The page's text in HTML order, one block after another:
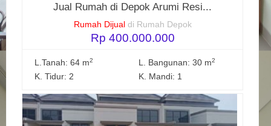
Jual Rumah di Depok Arumi Resi...
Rumah Dijual di Rumah Depok
Rp 400.000.000
L.Tanah: 64 m2 L. Bangunan: 30 m2
K. Tidur: 2 K. Mandi: 1